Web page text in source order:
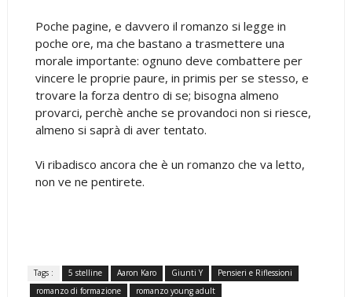
Poche pagine, e davvero il romanzo si legge in
poche ore, ma che bastano a trasmettere una
morale importante: ognuno deve combattere per
vincere le proprie paure, in primis per se stesso, e
trovare la forza dentro di se; bisogna almeno
provarci, perchè anche se provandoci non si riesce,
almeno si saprà di aver tentato.
Vi ribadisco ancora che è un romanzo che va letto,
non ve ne pentirete.
Tags : 5 stelline Aaron Karo Giunti Y
Pensieri e Riflessioni
romanzo di formazione
romanzo young adult